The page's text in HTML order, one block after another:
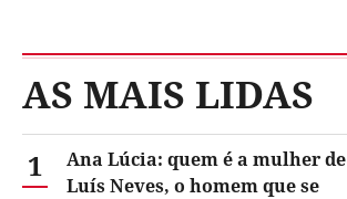
AS MAIS LIDAS
1
Ana Lúcia: quem é a mulher de
Luís Neves, o homem que se